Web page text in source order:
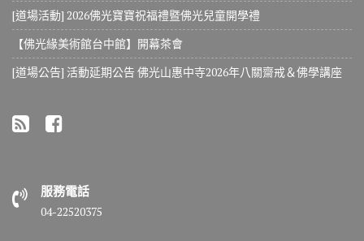
[道場活動] 2026佛光寶寶祝福禮暨佛光兒童開學禮
【佛光緣美術館台中館】開幕茶會
[道場公告] 活動延期公告 佛光山惠中寺2026年八關齋戒＆佛學講座
服務電話
04-22520375